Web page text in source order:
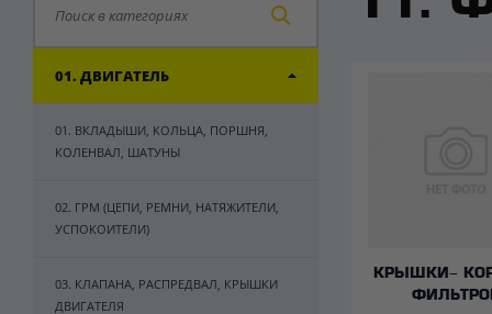
01. ДВИГАТЕЛЬ
01. ВКЛАДЫШИ, КОЛЬЦА, ПОРШНЯ,
КОЛЕНВАЛ, ШАТУНЫ
02. ГРМ (ЦЕПИ, РЕМНИ, НАТЯЖИТЕЛИ,
УСПОКОИТЕЛИ)
03. КЛАПАНА, РАСПРЕДВАЛ, КРЫШКИ
ДВИГАТЕЛЯ
КРЫШКИ-